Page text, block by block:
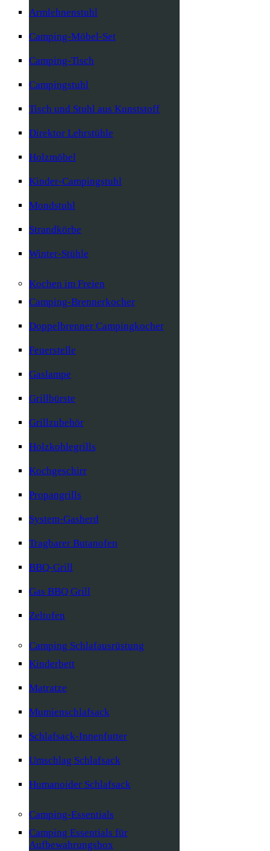
Armlehnenstuhl
Camping-Möbel-Set
Camping-Tisch
Campingstuhl
Tisch und Stuhl aus Kunststoff
Direktor Lehrstühle
Holzmöbel
Kinder-Campingstuhl
Mondstuhl
Strandkörbe
Winter-Stühle
Kochen im Freien
Camping-Brennerkocher
Doppelbrenner Campingkocher
Feuerstelle
Gaslampe
Grillbürste
Grillzubehör
Holzkohlegrills
Kochgeschirr
Propangrills
System-Gasherd
Tragbarer Butanofen
BBQ-Grill
Gas BBQ Grill
Zeltofen
Camping Schlafausrüstung
Kinderbett
Matratze
Mumienschlafsack
Schlafsack-Innenfutter
Umschlag Schlafsack
Humanoider Schlafsack
Camping-Essentials
Camping Essentials für
Aufbewahrungsbox